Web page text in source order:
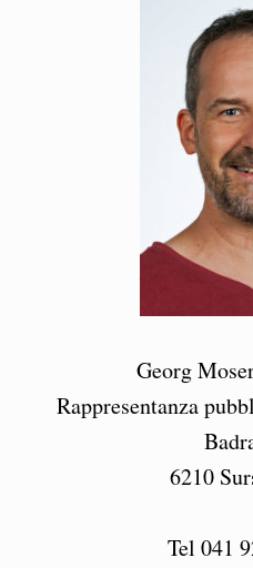
Georg
Rappresentanza
6210
Tel 041